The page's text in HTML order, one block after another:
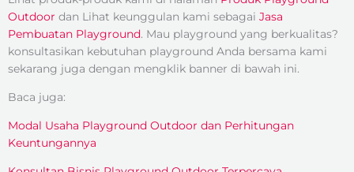
Outdoor dan Lihat keunggulan kami sebagai Jasa
Pembuatan Playground. Mau playground yang berkualitas?
konsultasikan kebutuhan playground Anda bersama kami
sekarang juga dengan mengklik banner di bawah ini.
Baca juga:
Modal Usaha Playground Outdoor dan Perhitungan
Keuntungannya